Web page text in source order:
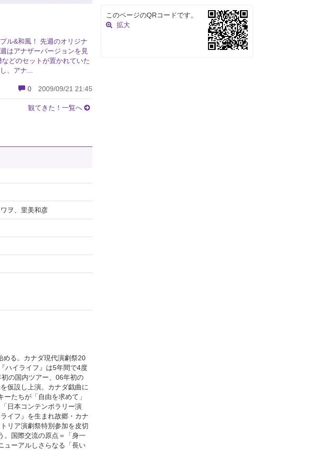
ル&和風！ 先週のオリジナ
はアナザーバージョンを見
どのセットが置かれていた
、アナ...
0 2009/09/21 21:45
観てきた！一覧へ
ヲ、里美和彦
める。カナダ現代演劇祭20
ハイライフ』は5年間で4度
の国内ツアー、06年初の
仮設し上演。カナダ戯曲に
たちが「自由を求めて」
日本コンテンポラリー演
イフ』を生まれ故郷・カナ
リア演劇祭特別参加を皮切
。国際交流の原点＝「身一
ューアルしさらなる「長い
このページのQRコードです。
拡大